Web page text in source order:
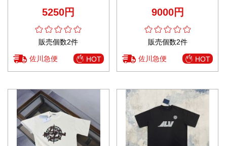
5250円
販売個数2件
佐川急便 HOT
9000円
販売個数2件
佐川急便 HOT